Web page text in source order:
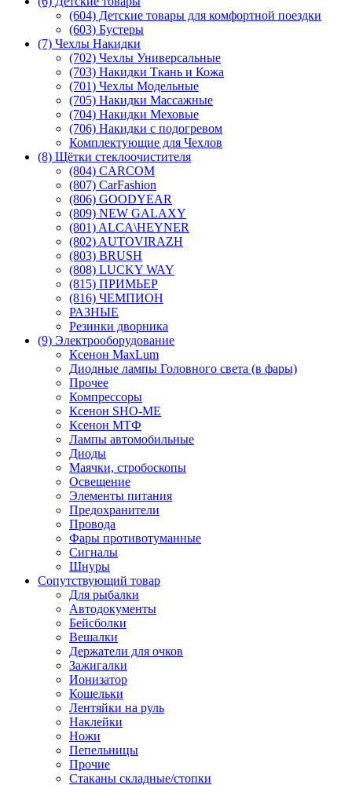
(604) Детские товары для комфортной поездки
(603) Бустеры
(7) Чехлы Накидки
(702) Чехлы Универсальные
(703) Накидки Ткань и Кожа
(701) Чехлы Модельные
(705) Накидки Массажные
(704) Накидки Меховые
(706) Накидки с подогревом
Комплектующие для Чехлов
(8) Щётки стеклоочистителя
(804) CARCOM
(807) CarFashion
(806) GOODYEAR
(809) NEW GALAXY
(801) ALCA\HEYNER
(802) AUTOVIRAZH
(803) BRUSH
(808) LUCKY WAY
(815) ПРИМЬЕР
(816) ЧЕМПИОН
РАЗНЫЕ
Резинки дворника
(9) Электрооборудование
Ксенон MaxLum
Диодные лампы Головного света (в фары)
Прочее
Компрессоры
Ксенон SHO-ME
Ксенон МТФ
Лампы автомобильные
Диоды
Маячки, стробоскопы
Освещение
Элементы питания
Предохранители
Провода
Фары противотуманные
Сигналы
Шнуры
Сопутствующий товар
Для рыбалки
Автодокументы
Бейсболки
Вешалки
Держатели для очков
Зажигалки
Ионизатор
Кошельки
Лентяйки на руль
Наклейки
Ножи
Пепельницы
Прочие
Стаканы складные/стопки